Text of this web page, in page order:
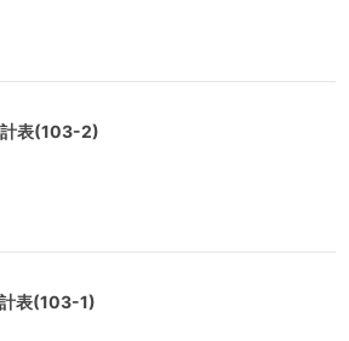
表(103-2)
表(103-1)